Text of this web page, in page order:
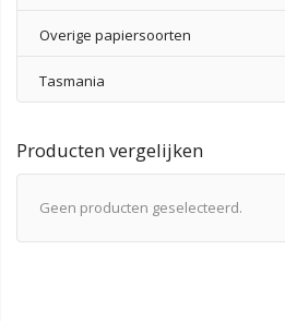
Overige papiersoorten
Tasmania
Producten vergelijken
Geen producten geselecteerd.